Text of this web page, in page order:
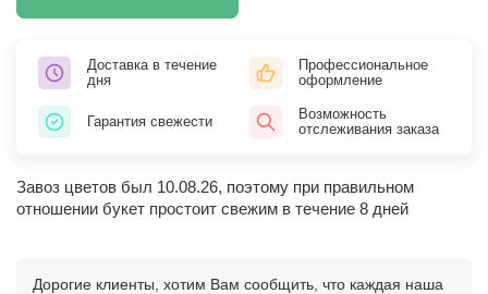
Доставка в течение
дня
Профессиональное
оформление
Гарантия свежести
Возможность
отслеживания заказа
Завоз цветов был 10.08.26, поэтому при правильном
отношении букет простоит свежим в течение 8 дней
Дорогие клиенты, хотим Вам сообщить, что каждая наша